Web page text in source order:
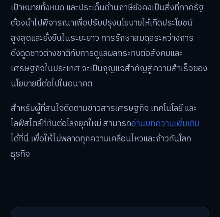
เป้าหมายทั้งหมด และประเด็นด้านภาษียังคงเป็นสิ่งที่ภาครัฐ
ต้องนำไปพิจารณาเพื่อปรับปรุงนโยบายให้เกิดประโยชน์
สูงสุดและยั่งยืนในระยะยาว การรักษาสมดุลระหว่างการ
ดึงดูดชาวต่างชาติกับการดูแลผลกระทบต่อสังคมและ
เศรษฐกิจในประเทศ จะเป็นกุญแจสำคัญสู่ความสำเร็จของ
นโยบายนี้ต่อไปในอนาคต
สำหรับผู้ที่สนใจติดตามข่าวสารเศรษฐกิจ เทคโนโลยี และ
ไลฟ์สไตล์ที่ทันต่อโลกยุคใหม่ สามารถอ่านบทความเพิ่มเติม
ได้ที่นี่ เพื่อให้ไม่พลาดทุกความเคลื่อนไหวและก้าวทันโลก
ธุรกิจ